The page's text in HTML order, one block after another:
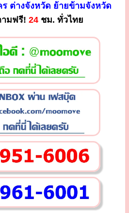
ต่างจังหวัด ย้ายข้ามจังหวัด
มฟรี! 24 ชม. ทั่วไทย